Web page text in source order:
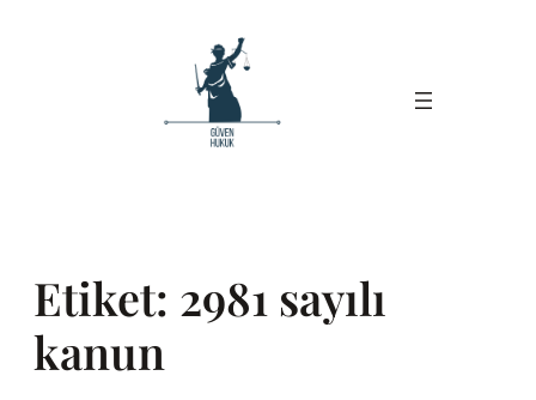
Etiket: 2981 sayılı
kanun